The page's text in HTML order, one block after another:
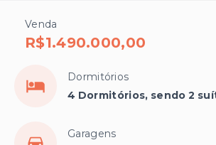
Venda
R$1.490.000,00
Dormitórios
4 Dormitórios, sendo 2
Garagens